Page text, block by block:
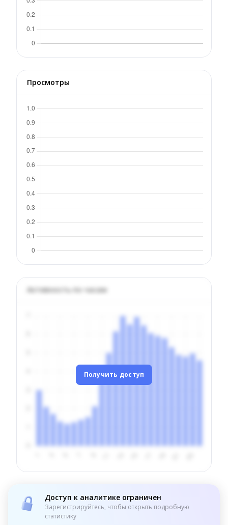
Просмотры
Активность по часам
Получить доступ
Доступ к аналитике ограничен
Зарегистрируйтесь, чтобы открыть подробную
статистику